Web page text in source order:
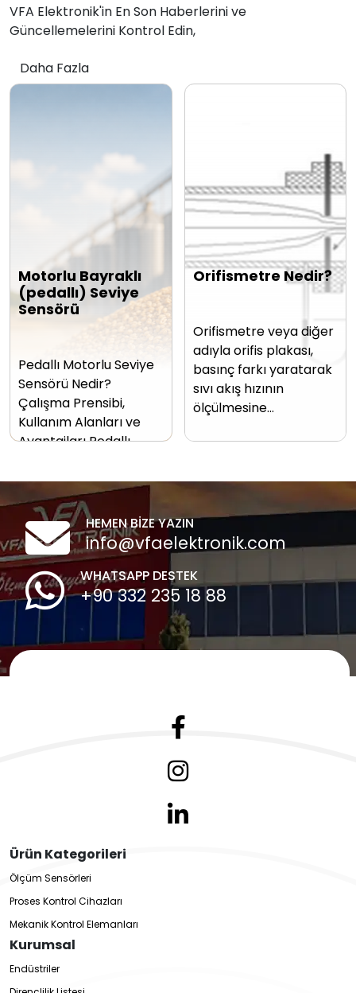
VFA Elektronik'in En Son Haberlerini ve
Güncellemelerini Kontrol Edin,
Daha Fazla
Motorlu Bayraklı
(pedallı) Seviye
Sensörü
Pedallı Motorlu Seviye
Sensörü Nedir?
Çalışma Prensibi,
Kullanım Alanları ve
Avantajları Pedallı…
Orifismetre Nedir?
Orifismetre veya diğer
adıyla orifis plakası,
basınç farkı yaratarak
sıvı akış hızının
ölçülmesine…
HEMEN BİZE YAZIN
info@vfaelektronik.com
WHATSAPP DESTEK
+90 332 235 18 88
Ürün Kategorileri
Ölçüm Sensörleri
Proses Kontrol Cihazları
Mekanik Kontrol Elemanları
Kurumsal
Endüstriler